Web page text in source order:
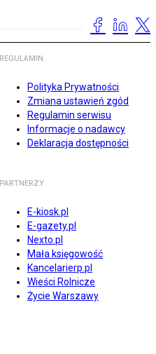
REGULAMIN
Polityka Prywatności
Zmiana ustawień zgód
Regulamin serwisu
Informacje o nadawcy
Deklaracja dostępności
PARTNERZY
E-kiosk.pl
E-gazety.pl
Nexto.pl
Mała księgowość
Kancelarierp.pl
Wieści Rolnicze
Życie Warszawy